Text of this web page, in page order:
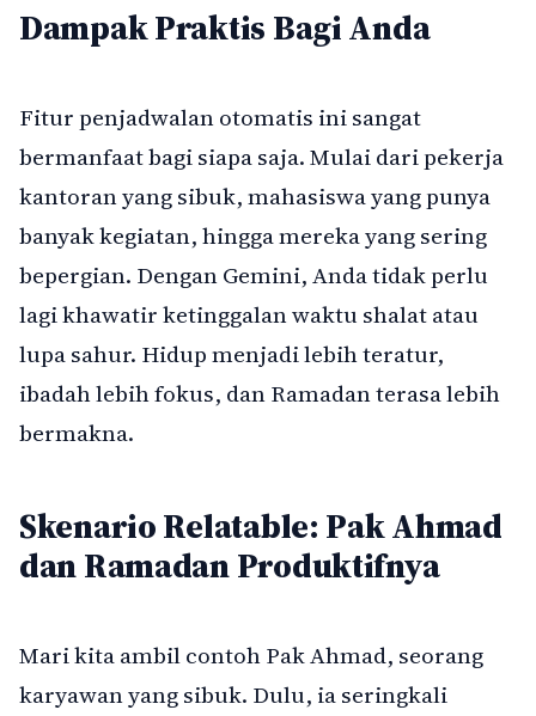
Dampak Praktis Bagi Anda
Fitur penjadwalan otomatis ini sangat
bermanfaat bagi siapa saja. Mulai dari pekerja
kantoran yang sibuk, mahasiswa yang punya
banyak kegiatan, hingga mereka yang sering
bepergian. Dengan Gemini, Anda tidak perlu
lagi khawatir ketinggalan waktu shalat atau
lupa sahur. Hidup menjadi lebih teratur,
ibadah lebih fokus, dan Ramadan terasa lebih
bermakna.
Skenario Relatable: Pak Ahmad
dan Ramadan Produktifnya
Mari kita ambil contoh Pak Ahmad, seorang
karyawan yang sibuk. Dulu, ia seringkali